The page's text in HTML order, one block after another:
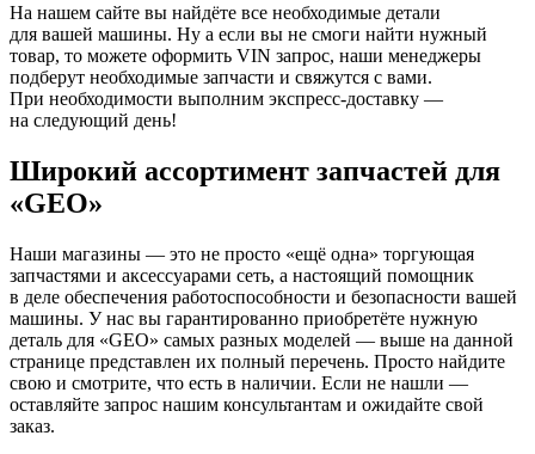
На нашем сайте вы найдёте все необходимые детали
для вашей машины. Ну а если вы не смоги найти нужный
товар, то можете оформить VIN запрос, наши менеджеры
подберут необходимые запчасти и свяжутся с вами.
При необходимости выполним экспресс-доставку —
на следующий день!
Широкий ассортимент запчастей для
«GEO»
Наши магазины — это не просто «ещё одна» торгующая
запчастями и аксессуарами сеть, а настоящий помощник
в деле обеспечения работоспособности и безопасности вашей
машины. У нас вы гарантированно приобретёте нужную
деталь для «GEO» самых разных моделей — выше на данной
странице представлен их полный перечень. Просто найдите
свою и смотрите, что есть в наличии. Если не нашли —
оставляйте запрос нашим консультантам и ожидайте свой
заказ.